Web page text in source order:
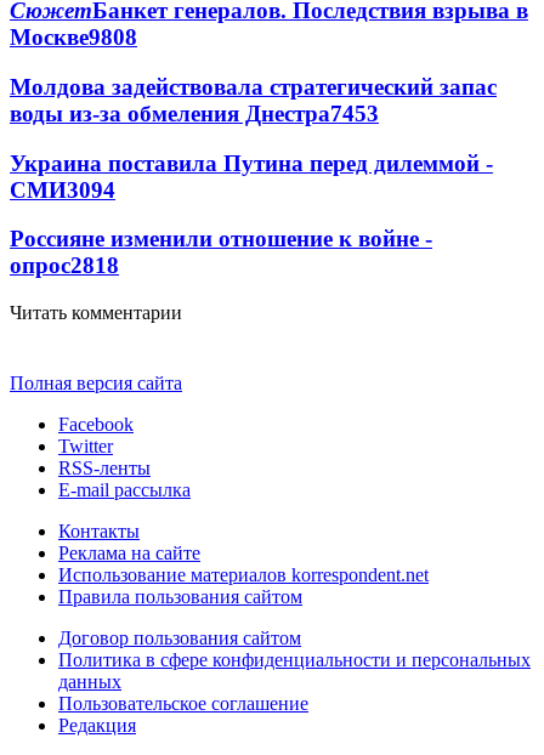
СюжетБанкет генералов. Последствия взрыва в
Москве9808
Молдова задействовала стратегический запас
воды из-за обмеления Днестра7453
Украина поставила Путина перед дилеммой -
СМИ3094
Россияне изменили отношение к войне -
опрос2818
Читать комментарии
Полная версия сайта
Facebook
Twitter
RSS-ленты
E-mail рассылка
Контакты
Реклама на сайте
Использование материалов korrespondent.net
Правила пользования сайтом
Договор пользования сайтом
Политика в сфере конфиденциальности и персональных
данных
Пользовательское соглашение
Редакция